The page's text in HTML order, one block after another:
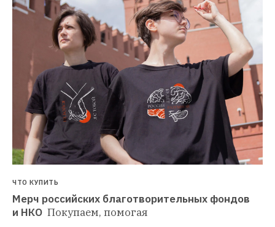
ЧТО КУПИТЬ
Мерч российских благотворительных фондов
и НКО Покупаем, помогая